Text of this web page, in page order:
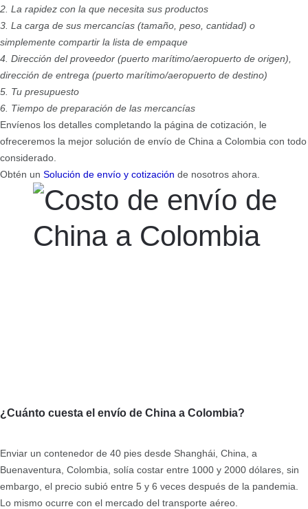
2. La rapidez con la que necesita sus productos
3. La carga de sus mercancías (tamaño, peso, cantidad) o
simplemente compartir la lista de empaque
4. Dirección del proveedor (puerto marítimo/aeropuerto de origen),
dirección de entrega (puerto marítimo/aeropuerto de destino)
5. Tu presupuesto
6. Tiempo de preparación de las mercancías
Envíenos los detalles completando la página de cotización, le
ofreceremos la mejor solución de envío de China a Colombia con todo
considerado.
Obtén un Solución de envío y cotización de nosotros ahora.
¿Cuánto cuesta el envío de China a Colombia?
Enviar un contenedor de 40 pies desde Shanghái, China, a
Buenaventura, Colombia, solía costar entre 1000 y 2000 dólares, sin
embargo, el precio subió entre 5 y 6 veces después de la pandemia.
Lo mismo ocurre con el mercado del transporte aéreo.